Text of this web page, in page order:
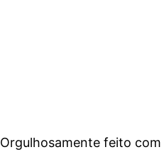
Orgulhosamente feito com